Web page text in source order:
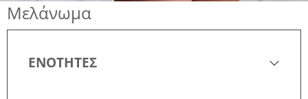
Μελάνωμα
ΕΝΟΤΗΤΕΣ